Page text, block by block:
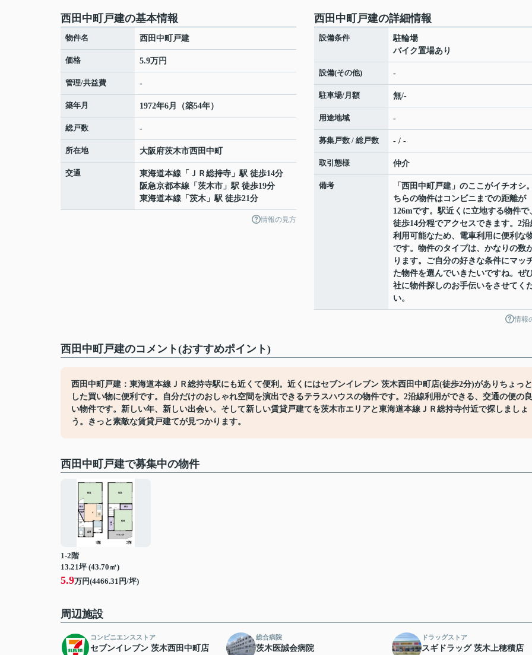
西田中町戸建の基本情報
物件名 西田中町戸建
価格 5.9万円
管理/共益費 -
築年月 1972年6月（築54年）
総戸数 -
所在地 大阪府茨木市西田中町
交通 東海道本線 「 ＪＲ総持寺 」駅 徒歩14分
阪急京都本線 「 茨木市 」駅 徒歩19分
東海道本線 「 茨木 」駅 徒歩21分
情報の見方
西田中町戸建の詳細情報
設備条件
駐輪場
バイク置場あり
設備(その他) -
駐車場/月額 無/-
用途地域 -
募集戸数 / 総戸数 - / -
取引態様 仲介
備考
「西田中町戸建」のここがイチオシ
ちらの物件はコンビニまでの距離が
126mです。駅近くに立地する物件で
徒歩14分程でアクセスできます。2沿
利用可能なため、電車利用に便利な
です。物件のタイプは、かなりの数
ります。ご自分の好きな条件にマッ
た物件を選んでいきたいですね。ぜ
社に物件探しのお手伝いをさせてく
い。
情報
西田中町戸建のコメント(おすすめポイント)
西田中町戸建：東海道本線ＪＲ総持寺駅にも近くて便利。近くにはセブンイレブン 茨木西田中町店(徒歩2分)がありちょっと
した買い物に便利です。自分だけのおしゃれ空間を演出できるテラスハウスの物件です。2沿線利用ができる、交通の便の良
い物件です。新しい年、新しい出会い。そして新しい賃貸戸建てを茨木市エリアと東海道本線ＪＲ総持寺付近で探しましょ
う。きっと素敵な賃貸戸建てが見つかります。
西田中町戸建で募集中の物件
1-2階
13.21坪 (43.70㎡)
5.9万円(4466.31円/坪)
周辺施設
コンビニエンスストア
セブンイレブン 茨木西田中町店
総合病院
茨木医誠会病院
ドラッグストア
スギドラッグ 茨木上穂積店